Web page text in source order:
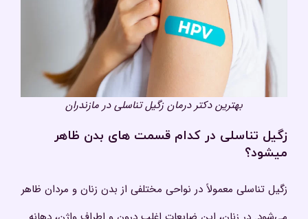
بهترین دکتر درمان زگیل تناسلی در مازندران
زگیل تناسلی در کدام قسمت های بدن ظاهر
میشود؟
زگیل تناسلی معمولاً در نواحی مختلفی از بدن زنان و مردان ظاهر